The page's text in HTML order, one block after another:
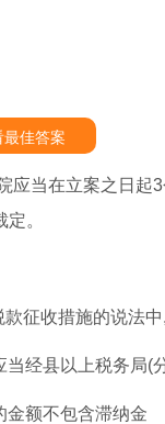
最佳答案
应当在立案之日起
。
征收措施的说法
当经县以上税务局(
金额不包含滞纳金